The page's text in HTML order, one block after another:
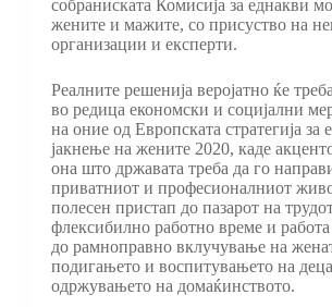
собраниската Комисија за еднакви
жените и мажите, со присуство на
организации и експерти.
Реалните решенија веројатно ќе
во редица економски и социјални
на оние од Европската стратегија за
јакнење на жените 2020, каде
она што државата треба да го
приватниот и професионалниот
полесен пристап до пазарот на
флексибилно работно време и
до рамноправно вклучување на
подигањето и воспитувањето на
одржувањето на домаќинството.